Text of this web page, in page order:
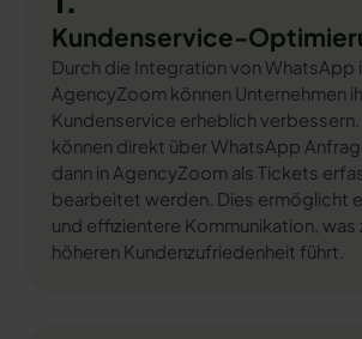
Kundenservice-
Durch die Integration von WhatsApp
AgencyZoom können Unternehmen
Kundenservice erheblich verbessern.
können direkt über WhatsApp
dann in AgencyZoom als Tickets
bearbeitet werden. Dies ermöglicht
und effizientere Kommunikation, was
höheren Kundenzufriedenheit führt.